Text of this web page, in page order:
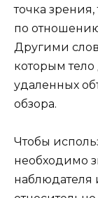
точка
по
Другими
которым
удаленных
обзора.
Чтобы
необходимо
наблюдателя